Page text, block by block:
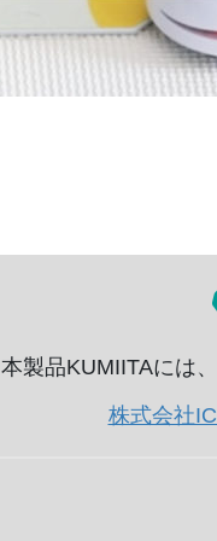
本製品KUMIITAには
株式会社